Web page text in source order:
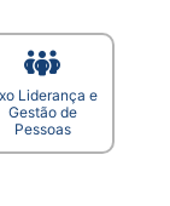
Liderança e
Gestão de
Pessoas